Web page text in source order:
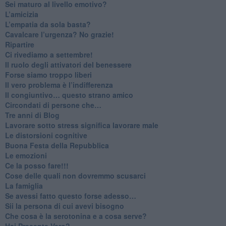
​Sei maturo al livello emotivo?
​L’amicizia
​L’empatia da sola basta?
​Cavalcare l’urgenza? No grazie!
Ripartire
​Ci rivediamo a settembre!
​Il ruolo degli attivatori del benessere
​Forse siamo troppo liberi
​Il vero problema è l’indifferenza
​Il congiuntivo… questo strano amico
​Circondati di persone che…
​Tre anni di Blog
​Lavorare sotto stress significa lavorare male
​Le distorsioni cognitive
​Buona Festa della Repubblica
Le emozioni
​Ce la posso fare!!!
​Cose delle quali non dovremmo scusarci
​La famiglia
​Se avessi fatto questo forse adesso…
​Sii la persona di cui avevi bisogno
Che cosa è la serotonina e a cosa serve?